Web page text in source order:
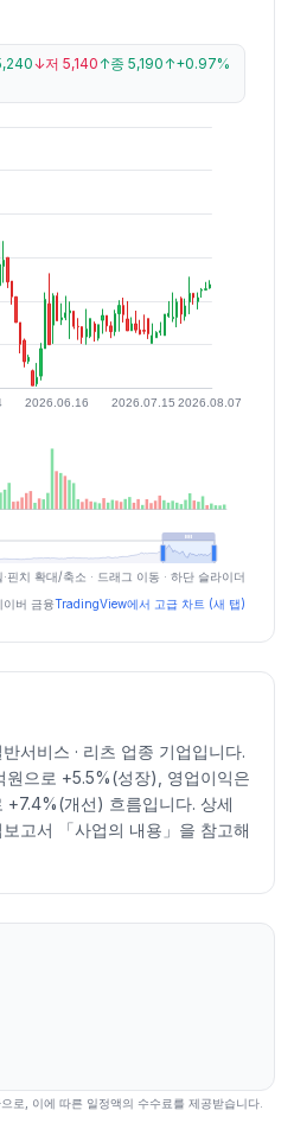
↓저 5,140 ↑종 5,190 ↑+0.97%
(스크린 리더용)
종가 등락률%거래량
48554.41 127046
49501.96 152076
47401.72 52921
4670-1.48 124433
4620 -1.0776584
49903.63 198157
·핀치 확대/축소 · 드래그 이동 · 하단 슬라이더
이버 금융TradingView에서 고급 차트 (새 탭)
서비스 · 리츠 업종 기업입니다.
으로 +5.5%(성장), 영업이익은
개선) 흐름입니다. 상세
고서 「사업의 내용」을 참고해
로, 이에 따른 일정액의 수수료를 제공받습니다.